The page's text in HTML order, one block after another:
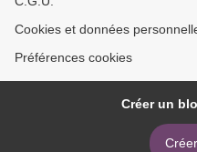
Cookies et données
Préférences cookies
Créer un